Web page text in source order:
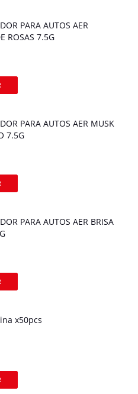
PARA AUTOS AER
ROSAS 7.5G
PARA AUTOS AER MUSK
7.5G
PARA AUTOS AER BRISA
x50pcs